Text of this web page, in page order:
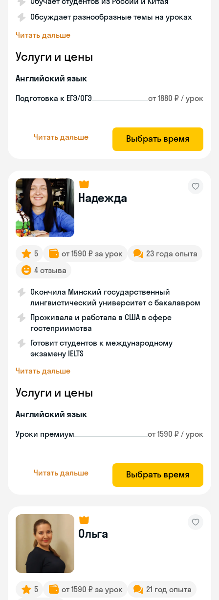
Обсуждает разнообразные темы на уроках
Читать дальше
Услуги и цены
Английский язык
Подготовка к ЕГЭ/ОГЭ от 1880 ₽ / урок
Читать дальше Выбрать время
Надежда
5 от 1590 ₽ за урок
23 года опыта
4 отзыва
Окончила Минский государственный
лингвистический университет с бакалавром
Проживала и работала в США в сфере
гостеприимства
Готовит студентов к международному
экзамену IELTS
Читать дальше
Услуги и цены
Английский язык
Уроки премиум от 1590 ₽ / урок
Читать дальше Выбрать время
Ольга
5 от 1590 ₽ за урок 21 год опыта